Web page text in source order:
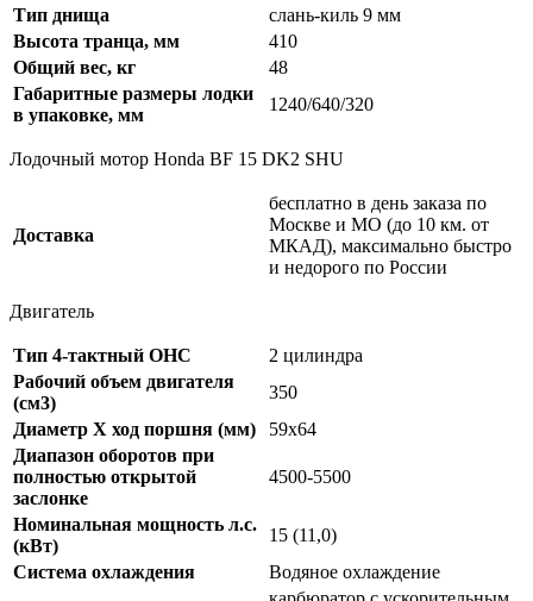
Тип днища
слань-киль 9 мм
Высота транца, мм
410
Общий вес, кг
48
Габаритные размеры лодки
в упаковке, мм
1240/640/320
Лодочный мотор Honda BF 15 DK2 SHU
Доставка
бесплатно в день заказа по
Москве и МО (до 10 км. от
МКАД), максимально быстро
и недорого по России
Двигатель
Тип 4-тактный OHC
2 цилиндра
Рабочий объем двигателя
(см3)
350
Диаметр Х ход поршня (мм)
59х64
Диапазон оборотов при
полностью открытой
заслонке
4500-5500
Номинальная мощность л.с.
(кВт)
15 (11,0)
Система охлаждения
Водяное охлаждение